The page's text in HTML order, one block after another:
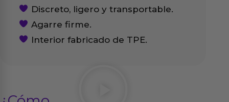
Discreto, ligero y transportable.
Agarre firme.
Interior fabricado de TPE.